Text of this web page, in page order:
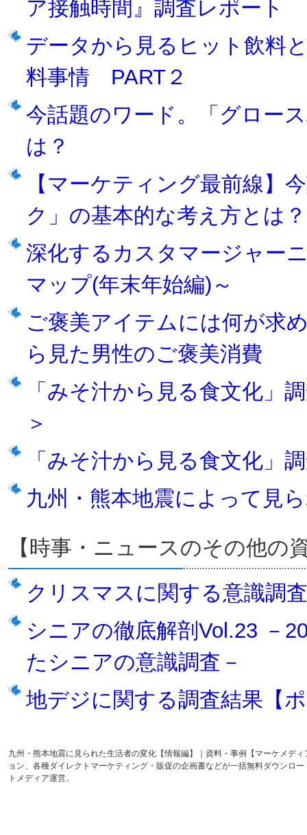
ア接触時間』調査レポート
データから見る ヒット飲料
料事情 PART２
今話題のワード。「グロー
は？
【マーケティング最前線】
ク」の基本的な考え方とは？
深化するカスタマージャー
マップ(年末年始編)～
ご褒美アイテムには何が求
ら見た男性のご褒美消費
「みそ汁から見る食文化」
＞
「みそ汁から見る食文化」
九州・熊本地震によって見
【時事・ニュースのその他の
クリスマスに関する意識調
シニアの徹底解剖Vol.23 －
たシニアの意識調査－
地デジに関する調査結果【
九州・熊本地震に見られた 生活者の変化【情報編】｜資料・事例【マーケメデ
ョン、各種ダイレクトマーケティング・販促の企画書などが一括無料ダウンロ
トメディア運営。